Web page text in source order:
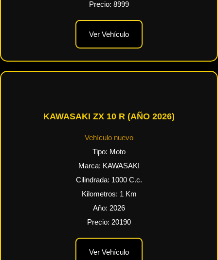
Precio: 8999
Ver Vehículo
KAWASAKI ZX 10 R (AÑO 2026)
Vehículo nuevo
Tipo: Moto
Marca: KAWASAKI
Cilindrada: 1000 C.c.
Kilometros: 1 Km
Año: 2026
Precio: 20190
Ver Vehículo